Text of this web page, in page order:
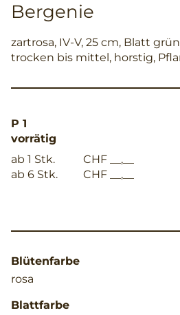
Bergenie
zartrosa, IV-V, 25 cm, Blatt
trocken bis mittel, horstig,
P 1
vorrätig
ab 1 Stk.
CHF __,__
ab 6 Stk.
CHF __,__
Blütenfarbe
rosa
Blattfarbe